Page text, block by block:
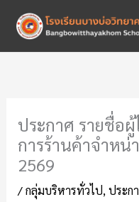
content
ประกาศ รายชื่อ
การร้านค้าจำหน่
2569
/กลุ่มบริหารทั่วไป,ประก